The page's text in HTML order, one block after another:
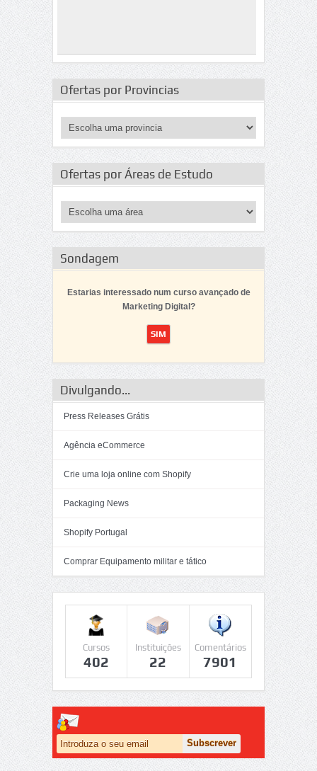
Ofertas por Provincias
Ofertas por Áreas de Estudo
Sondagem
Estarias interessado num curso avançado de
Marketing Digital?
Divulgando...
Press Releases Grátis
Agência eCommerce
Crie uma loja online com Shopify
Packaging News
Shopify Portugal
Comprar Equipamento militar e tático
Cursos
402
Instituições
22
Comentários
7901